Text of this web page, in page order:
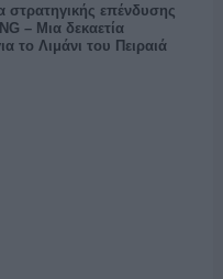
επένδυσης
– Μια δεκαετία
το Λιμάνι του Πειραιά